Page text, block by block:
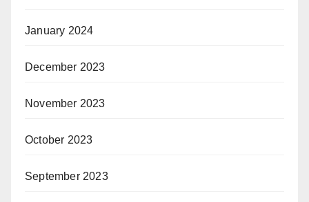
January 2024
December 2023
November 2023
October 2023
September 2023